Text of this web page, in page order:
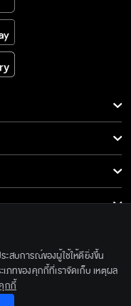
ะสบการณ์ของผู้ใช้ให้ดียิ่งขึ้น
ภทของคุกกี้ที่เราจัดเก็บ เหตุผล
กกี้